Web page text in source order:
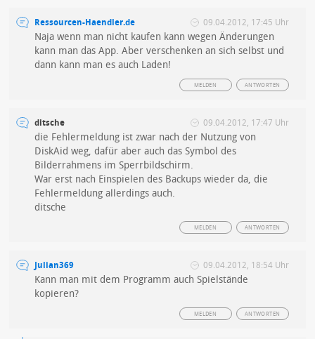
Ressourcen-Haendler.de 09.04.2012, 17:45 Uhr
Naja wenn man nicht kaufen kann wegen Änderungen
kann man das App. Aber verschenken an sich selbst und
dann kann man es auch Laden!
ANTWORTEN
MELDEN
ditsche 09.04.2012, 17:47 Uhr
die Fehlermeldung ist zwar nach der Nutzung von
DiskAid weg, dafür aber auch das Symbol des
Bilderrahmens im Sperrbildschirm.
War erst nach Einspielen des Backups wieder da, die
Fehlermeldung allerdings auch.
ditsche
ANTWORTEN
MELDEN
Julian369 09.04.2012, 18:54 Uhr
Kann man mit dem Programm auch Spielstände
kopieren?
ANTWORTEN
MELDEN